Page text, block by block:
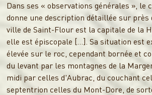
Dans ses « observations générales », le
donne une description détaillée sur près
ville de Saint-Flour est la capitale de la
elle est épiscopale […]. Sa situation est
élevée sur le roc, cependant bornée et
du levant par les montagnes de la
midi par celles d'Aubrac, du couchant
septentrion celles du Mont-Dore, de